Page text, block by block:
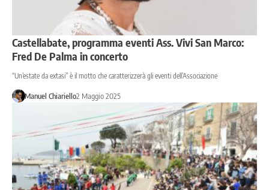
Castellabate, programma eventi Ass. Vivi San Marco:
Fred De Palma in concerto
“Un’estate da extasi” è il motto che caratterizzerà gli eventi dell’Associazione
Manuel Chiariello2 Maggio 2025